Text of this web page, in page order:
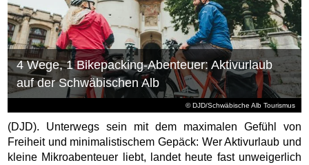
© DJD/Schwäbische Alb Tourismus
4 Wege, 1 Bikepacking-Abenteuer: Aktivurlaub
auf der Schwäbischen Alb
(DJD). Unterwegs sein mit dem maximalen Gefühl von
Freiheit und minimalistischem Gepäck: Wer Aktivurlaub und
kleine Mikroabenteuer liebt, landet heute fast unweigerlich